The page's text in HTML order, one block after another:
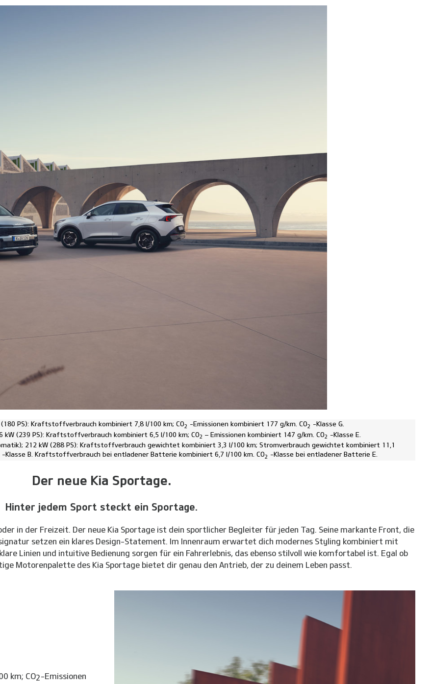
PS): Kraftstoffverbrauch kombiniert 7,8 l/100 km; CO2 -Emissionen kombiniert 177 g/km. CO2 -Klasse G.
kW (239 PS): Kraftstoffverbrauch kombiniert 6,5 l/100 km; CO2 – Emissionen kombiniert 147 g/km. CO2 -Klasse E.
212 kW (288 PS): Kraftstoffverbrauch gewichtet kombiniert 3,3 l/100 km; Stromverbrauch gewichtet kombiniert 11,1
-Klasse B. Kraftstoffverbrauch bei entladener Batterie kombiniert 6,7 l/100 km. CO2 -Klasse bei entladener Batterie E.
Der neue Kia Sportage.
Hinter jedem Sport steckt ein Sportage.
in der Freizeit. Der neue Kia Sportage ist dein sportlicher Begleiter für jeden Tag. Seine markante Front, die
setzen ein klares Design-Statement. Im Innenraum erwartet dich modernes Styling kombiniert mit
Linien und intuitive Bedienung sorgen für ein Fahrerlebnis, das ebenso stilvoll wie komfortabel ist. Egal ob
Motorenpalette des Kia Sportage bietet dir genau den Antrieb, der zu deinem Leben passt.
km; CO2-Emissionen